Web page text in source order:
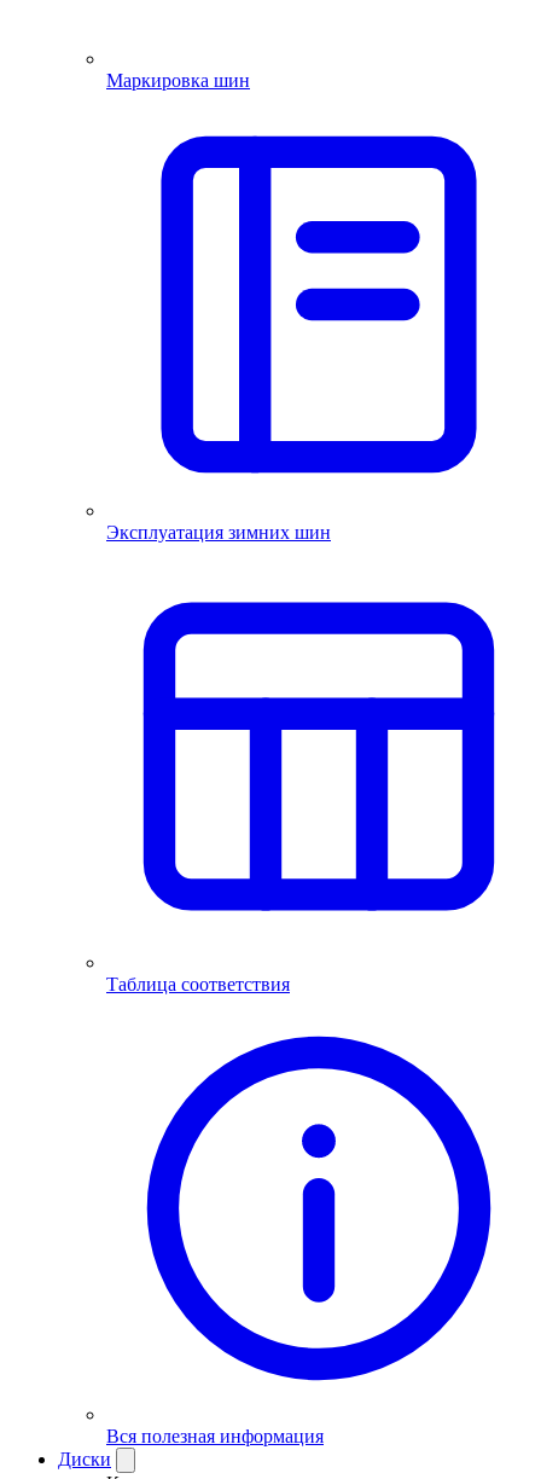
Маркировка шин
Эксплуатация зимних шин
Таблица соответствия
Вся полезная информация
Диски